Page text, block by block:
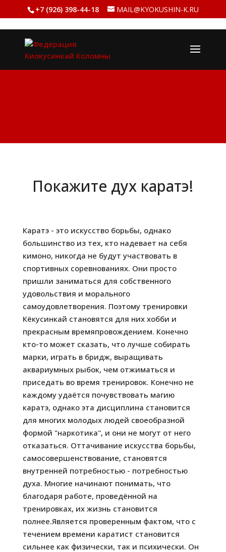
+7 (926) 398-44-18 MAIL@KYOKUSHIN-K.RU
Покажите дух каратэ!
Каратэ - это искусство борьбы, однако
большинство из тех, кто надевает на себя
кимоно, никогда не будут участвовать в
спортивных соревнованиях. Они просто
пришли заниматься для собственного
удовольствия и морального
самоудовлетворения. Поэтому тренировки
Кёкусинкай становятся для них хобби и
прекрасным времяпровождением. Конечно
кто-то может сказать, что лучше собирать
марки, играть в бридж, выращивать
аквариумных рыбок, чем отжиматься и
приседать во время тренировок. Конечно не
каждому удаётся почувствовать магию
каратэ, однако эта дисциплина становится
для многих молодых людей своеобразной
формой "наркотика", и они не могут от него
отказаться. Оттачивание искусства борьбы,
самосовершенствование, становятся
внутренней потребностью - потребностью
духа. Многие начинают понимать, что
благодаря работе, проведённой на
тренировках, их жизнь становится
полнее.Является проверенным фактом, что с
течением времени каратист становится
сильнее как физически, так и психически. Он